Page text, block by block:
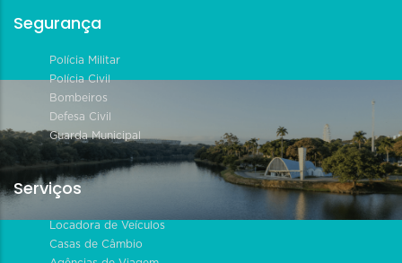
Segurança
Polícia Militar
Polícia Civil
Bombeiros
Defesa Civil
Guarda Municipal
Serviços
Locadora de Veículos
Casas de Câmbio